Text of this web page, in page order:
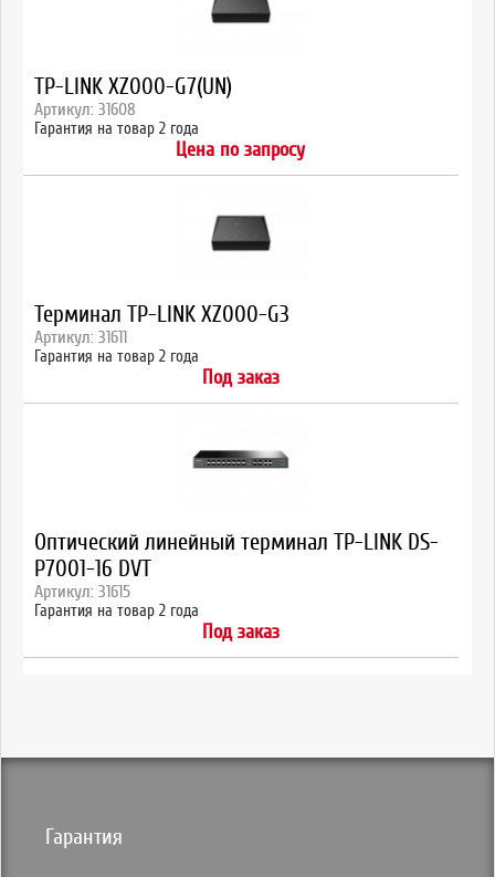
TP-LINK XZ000-G7(UN)
Артикул: 31608
Гарантия на товар 2 года
Цена по запросу
Терминал TP-LINK XZ000-G3
Артикул: 31611
Гарантия на товар 2 года
Под заказ
Оптический линейный терминал TP-LINK DS-
P7001-16 DVT
Артикул: 31615
Гарантия на товар 2 года
Под заказ
Гарантия